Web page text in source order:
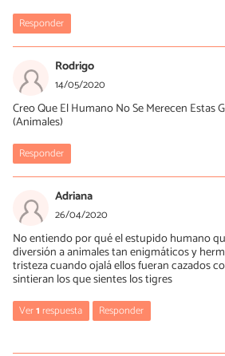
Responder
Rodrigo
14/05/2020
Creo Que El Humano No Se Merecen Estas
(Animales)
Responder
Adriana
26/04/2020
No entiendo por qué el estupido humano
diversión a animales tan enigmáticos y
tristeza cuando ojalá ellos fueran cazados
sintieran los que sientes los tigres
Ver1respuesta Responder